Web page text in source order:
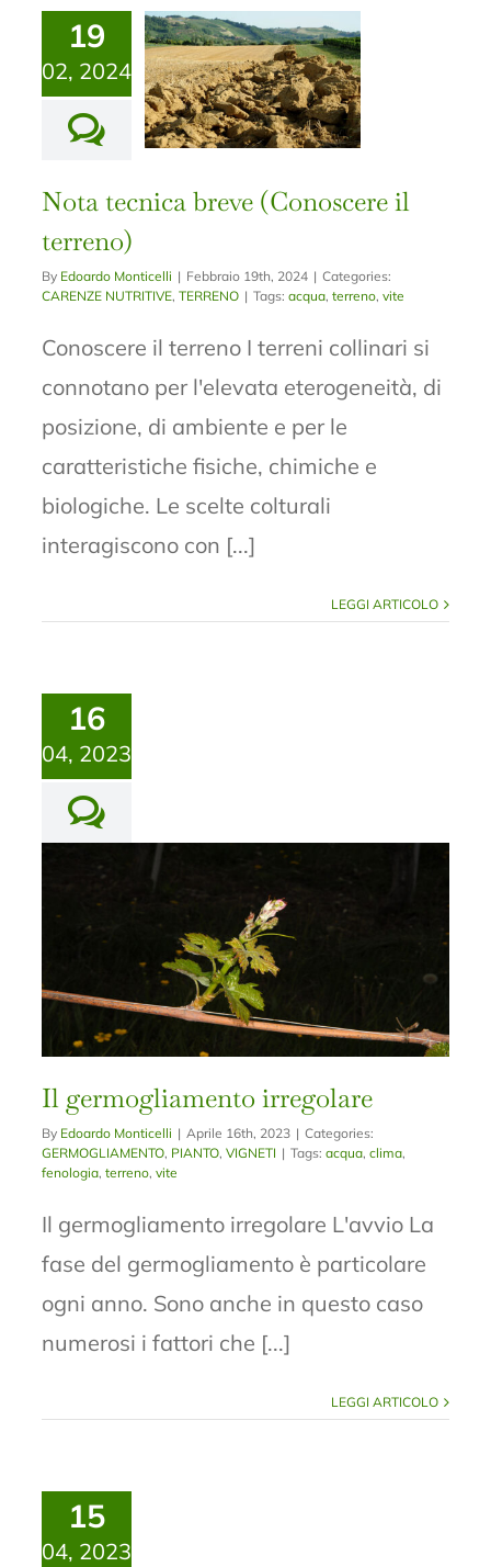
19
02, 2024
Nota tecnica breve (Conoscere il
terreno)
By Edoardo Monticelli | Febbraio 19th, 2024 | Categories:
CARENZE NUTRITIVE,TERRENO | Tags:acqua,terreno,vite
Conoscere il terreno I terreni collinari si
connotano per l'elevata eterogeneità, di
posizione, di ambiente e per le
caratteristiche fisiche, chimiche e
biologiche. Le scelte colturali
interagiscono con [...]
LEGGI ARTICOLO
16
04, 2023
Il germogliamento irregolare
By Edoardo Monticelli | Aprile 16th, 2023 | Categories:
GERMOGLIAMENTO, PIANTO,VIGNETI | Tags:acqua,clima,
fenologia,terreno,vite
Il germogliamento irregolare L'avvio La
fase del germogliamento è particolare
ogni anno. Sono anche in questo caso
numerosi i fattori che [...]
LEGGI ARTICOLO
15
04, 2023